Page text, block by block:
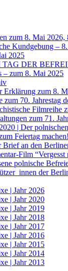
zum 8. Mai 2026,
Kundgebung –
2025
DER
– zum 8. Mai 2025
Erklärung zum 8.
zum 70. Jahrestag
Filmreihe
zum 71.
| Der
Feiertag
Brief an den
Film
polnische
der
| Jahr 2026
| Jahr 2020
| Jahr 2019
| Jahr 2018
| Jahr 2017
| Jahr 2016
| Jahr 2015
| Jahr 2014
| Jahr 2013